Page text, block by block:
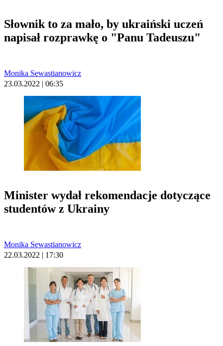
Słownik to za mało, by ukraiński uczeń
napisał rozprawkę o "Panu Tadeuszu"
Monika Sewastianowicz
23.03.2022 | 06:35
Minister wydał rekomendacje dotyczące
studentów z Ukrainy
Monika Sewastianowicz
22.03.2022 | 17:30